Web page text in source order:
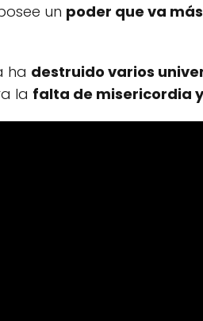
un poder que va
ha destruido varios
la falta de misericordia